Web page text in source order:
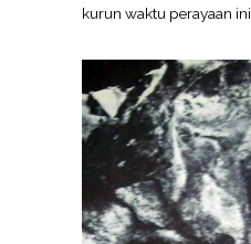
kurun waktu perayaan ini.